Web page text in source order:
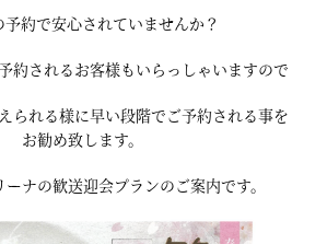
約で安心されていませんか？
約されるお客様もいらっしゃいますので
られる様に早い段階でご予約される事を
お勧め致します。
ナの歓送迎会プランのご案内です。